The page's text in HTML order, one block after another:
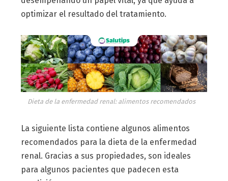
optimizar el resultado del tratamiento.
Dieta de la enfermedad renal: alimentos recomendados
La siguiente lista contiene algunos alimentos
recomendados para la dieta de la enfermedad
renal. Gracias a sus propiedades, son ideales
para algunos pacientes que padecen esta